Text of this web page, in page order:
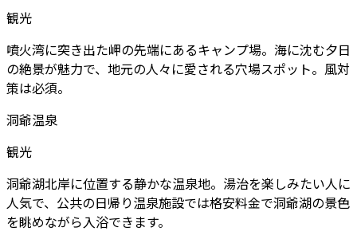
観光
噴火湾に突き出た岬の先端にあるキャンプ場。海に沈む夕日
の絶景が魅力で、地元の人々に愛される穴場スポット。風対
策は必須。
洞爺温泉
観光
洞爺湖北岸に位置する静かな温泉地。湯治を楽しみたい人に
人気で、公共の日帰り温泉施設では格安料金で洞爺湖の景色
を眺めながら入浴できます。